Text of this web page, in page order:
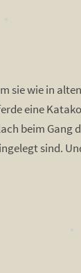
sie wie in
eine
beim Gang
sind.